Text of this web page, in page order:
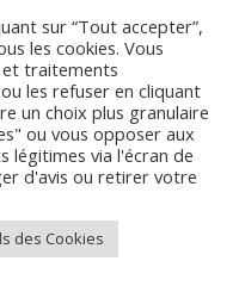
reserved
|Theme:
sur “Tout accepter”,
les cookies. Vous
et traitements
les refuser en cliquant
un choix plus granulaire
ou vous opposer aux
légitimes via l'écran de
d'avis ou retirer votre
des Cookies